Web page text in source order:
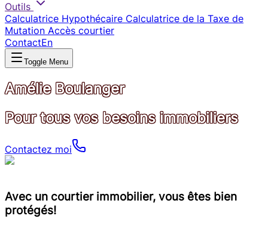
Outils
Calculatrice Hypothécaire Calculatrice de la Taxe de
Mutation Accès courtier
ContactEn
Toggle Menu
Amélie Boulanger
Pour tous vos besoins immobiliers
Contactez moi
Avec un courtier immobilier, vous êtes bien
protégés!